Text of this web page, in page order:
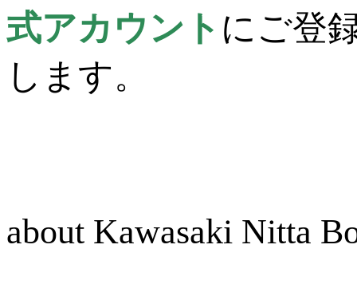
式アカウント にご登
します。
about Kawasaki Nitta